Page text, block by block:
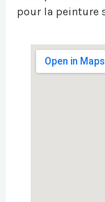
pour la peinture